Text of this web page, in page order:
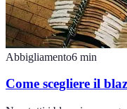
Abbigliamento6 min
Come scegliere il